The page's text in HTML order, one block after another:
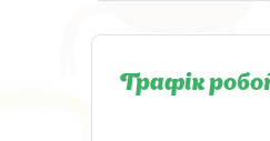
Графік